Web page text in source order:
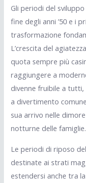
Gli periodi del
fine degli anni ’50 e i
trasformazione
L’crescita del
quota sempre più
raggiungere a
divenne fruibile a
a divertimento
sua arrivo nelle
notturne delle famiglie.
Le periodi di riposo
destinate ai strati
estendersi anche tra